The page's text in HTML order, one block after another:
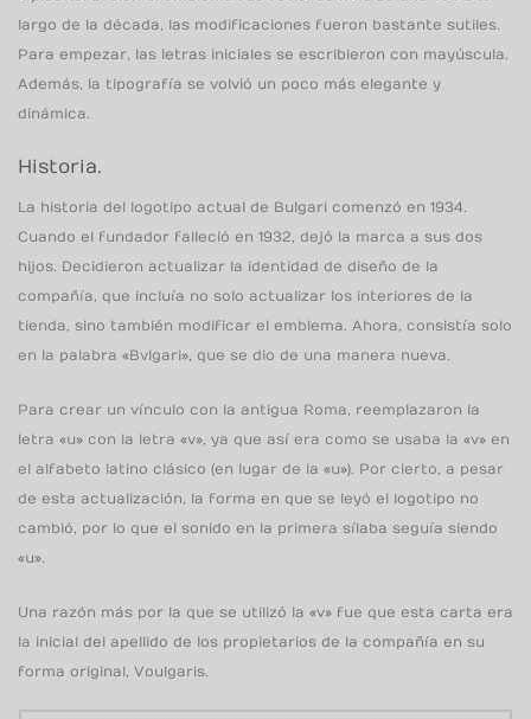
largo de la década, las modificaciones fueron bastante sutiles.
Para empezar, las letras iniciales se escribieron con mayúscula.
Además, la tipografía se volvió un poco más elegante y
dinámica.
Historia.
La historia del logotipo actual de Bulgari comenzó en 1934.
Cuando el fundador falleció en 1932, dejó la marca a sus dos
hijos. Decidieron actualizar la identidad de diseño de la
compañía, que incluía no solo actualizar los interiores de la
tienda, sino también modificar el emblema. Ahora, consistía solo
en la palabra «Bvlgari», que se dio de una manera nueva.
Para crear un vínculo con la antigua Roma, reemplazaron la
letra «u» con la letra «v», ya que así era como se usaba la «v» en
el alfabeto latino clásico (en lugar de la «u»). Por cierto, a pesar
de esta actualización, la forma en que se leyó el logotipo no
cambió, por lo que el sonido en la primera sílaba seguía siendo
«u».
Una razón más por la que se utilizó la «v» fue que esta carta era
la inicial del apellido de los propietarios de la compañía en su
forma original, Voulgaris.